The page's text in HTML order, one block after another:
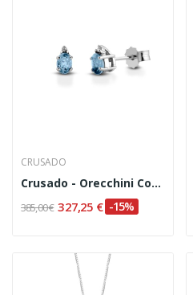
CRUSADO
Crusado - Orecchini Con Acquamarina E Diamanti
385,00 € 327,25 € -15%